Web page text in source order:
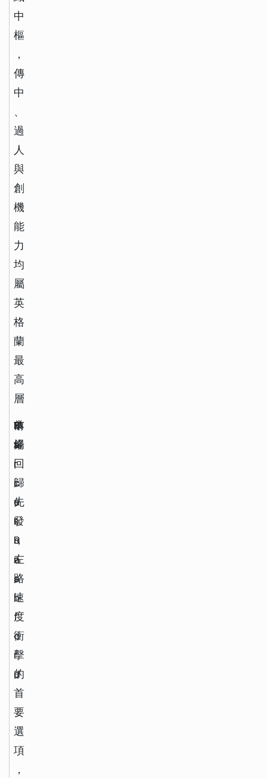
中
樞
，
傳
中
、
過
人
與
創
機
能
力
均
屬
英
格
蘭
最
高
層
M
a
r
c
u
s
R
a
s
h
f
o
r
d
前
鋒
B
a
r
c
e
l
o
n
a
本
場
回
歸
先
發
，
左
路
速
度
衝
擊
的
首
要
選
項
，